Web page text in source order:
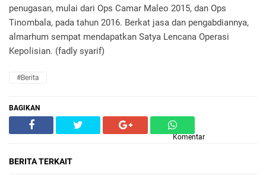
penugasan, mulai dari Ops Camar Maleo 2015, dan Ops
Tinombala, pada tahun 2016. Berkat jasa dan pengabdiannya,
almarhum sempat mendapatkan Satya Lencana Operasi
Kepolisian. (fadly syarif)
#Berita
BAGIKAN
Komentar
BERITA TERKAIT